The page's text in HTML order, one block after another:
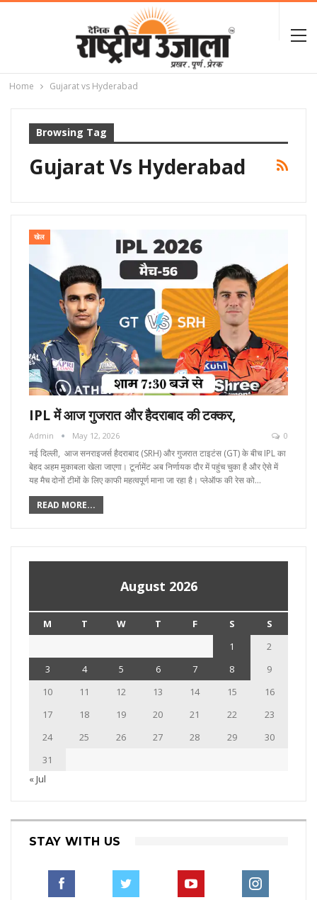
Home Gujarat vs Hyderabad
Browsing Tag
Gujarat Vs Hyderabad
खेल
IPL में आज गुजरात और हैदराबाद की टक्कर,
Admin May 12, 2026 0
नई दिल्ली, आज सनराइजर्स हैदराबाद (SRH) और गुजरात टाइटंस (GT) के बीच IPL का
बेहद अहम मुकाबला खेला जाएगा। टूर्नामेंट अब निर्णायक दौर में पहुंच चुका है और ऐसे में
यह मैच दोनों टीमों के लिए काफी महत्वपूर्ण माना जा रहा है। प्लेऑफ की रेस को…
READ MORE...
August 2026
M T W T F S
S
1
2
3
4 5 6 7 8
9
10
11 12 13 14 15
16
17
18 19 20 21 22
23
24
25 26 27 28 29
30
31
« Jul
STAY WITH US